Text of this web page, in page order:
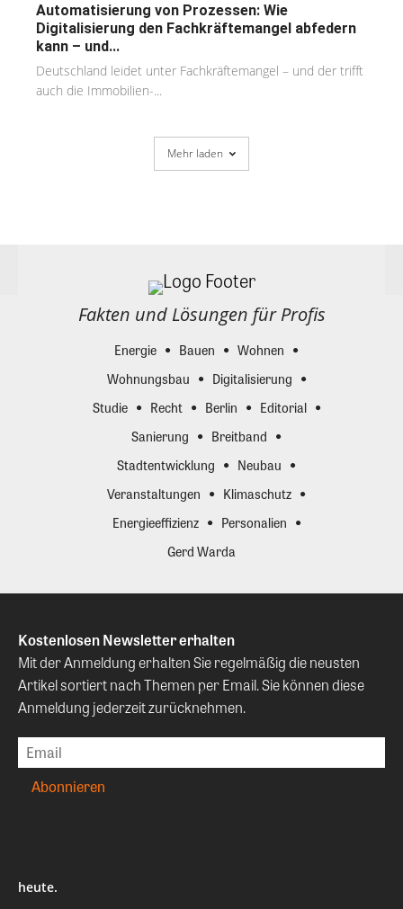
Automatisierung von Prozessen: Wie
Digitalisierung den Fachkräftemangel abfedern
kann – und...
Deutschland leidet unter Fachkräftemangel – und der trifft
auch die Immobilien-...
Mehr laden
Fakten und Lösungen für Profis
Energie Bauen
Wohnen
Wohnungsbau
Digitalisierung
Studie
Recht Berlin
Editorial
Sanierung
Breitband
Stadtentwicklung
Neubau
Veranstaltungen
Klimaschutz
Energieeffizienz
Personalien
Gerd Warda
Kostenlosen Newsletter erhalten
Mit der Anmeldung erhalten Sie regelmäßig die neusten
Artikel sortiert nach Themen per Email. Sie können diese
Anmeldung jederzeit zurücknehmen.
heute.